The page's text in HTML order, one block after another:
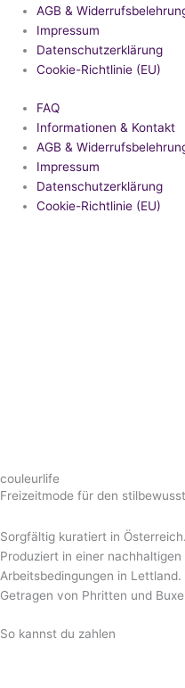
AGB &
Impressum
Datenschutzerklärung
Cookie-Richtlinie (EU)
FAQ
Informationen & Kontakt
AGB &
Impressum
Datenschutzerklärung
Cookie-Richtlinie (EU)
couleurlife
Freizeitmode für den
Sorgfältig kuratiert in Österreich.
Produziert in einer
Arbeitsbedingungen in Lettland.
Getragen von Phritten und
So kannst du zahlen